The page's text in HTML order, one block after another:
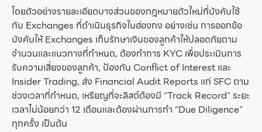
โดยตัวอย่างรายละเอียดบางส่วนของกฎหมายตัวใหม่ที่บังคับใช้
กับ Exchanges ที่ดำเนินธุรกิจในฮ่องกง อย่างเช่น การออกข้อ
บังคับให้ Exchanges เก็บรักษาเงินของลูกค้าให้ปลอดภัยตาม
จำนวนและแนวทางที่กำหนด, ต้องทำการ KYC เพื่อประเมินการ
รับความเสี่ยงของลูกค้า, ป้องกัน Conflict of Interest และ
Insider Trading, ส่ง Financial Audit Reports แก่ SFC ตาม
ช่วงเวลาที่กำหนด, เหรียญที่จะลิสต์ต้องมี "Track Record" ระยะ
เวลาไม่น้อยกว่า 12 เดือนและต้องผ่านการทำ “Due Diligence”
ทุกครั้ง เป็นต้น